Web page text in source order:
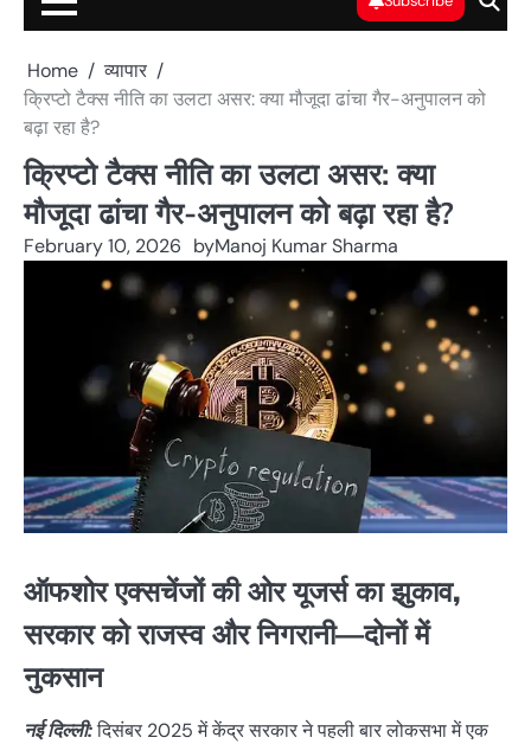
Home
व्यापार
क्रिप्टो टैक्स नीति का उलटा असर: क्या मौजूदा ढांचा गैर-अनुपालन को
बढ़ा रहा है?
क्रिप्टो टैक्स नीति का उलटा असर: क्या
मौजूदा ढांचा गैर-अनुपालन को बढ़ा रहा है?
February 10, 2026 byManoj Kumar Sharma
ऑफशोर एक्सचेंजों की ओर यूजर्स का झुकाव,
सरकार को राजस्व और निगरानी—दोनों में
नुकसान
नई दिल्ली:दिसंबर 2025 में केंद्र सरकार ने पहली बार लोकसभा में एक